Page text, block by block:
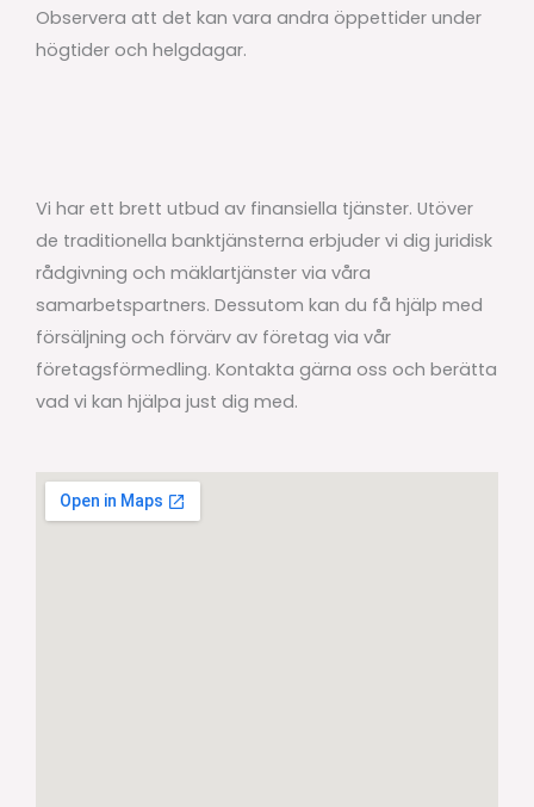
Observera att det kan vara andra öppettider under
högtider och helgdagar.
Vi har ett brett utbud av finansiella tjänster. Utöver
de traditionella banktjänsterna erbjuder vi dig juridisk
rådgivning och mäklartjänster via våra
samarbetspartners. Dessutom kan du få hjälp med
försäljning och förvärv av företag via vår
företagsförmedling. Kontakta gärna oss och berätta
vad vi kan hjälpa just dig med.